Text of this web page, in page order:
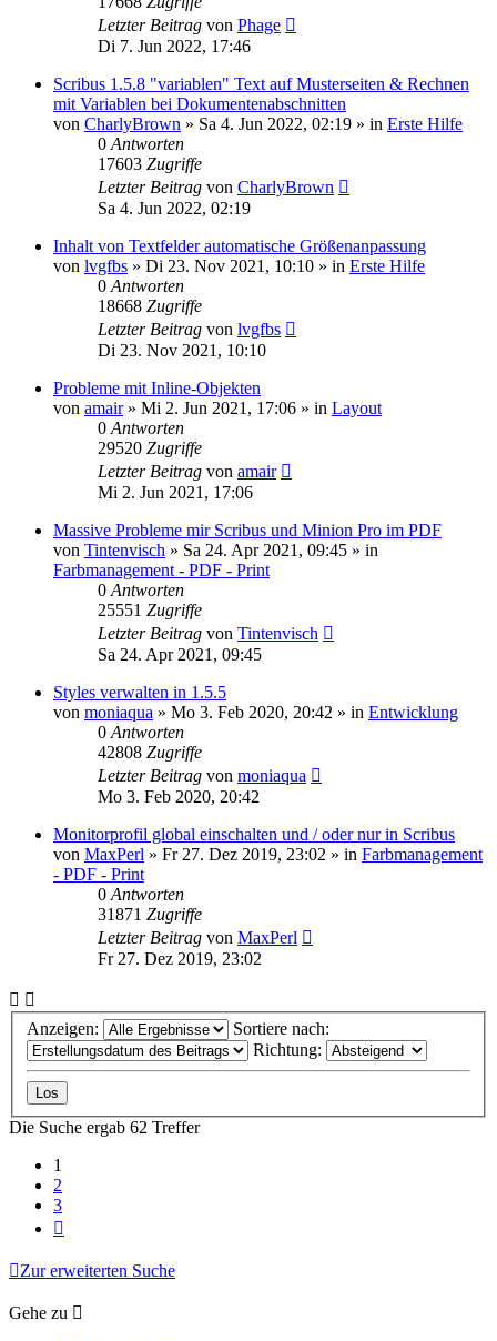
Letzter Beitrag von Phage
Di 7. Jun 2022, 17:46
Scribus 1.5.8 "variablen" Text auf Musterseiten & Rechnen
mit Variablen bei Dokumentenabschnitten
von CharlyBrown » Sa 4. Jun 2022, 02:19 » in Erste Hilfe
0 Antworten
17603 Zugriffe
Letzter Beitrag von CharlyBrown
Sa 4. Jun 2022, 02:19
Inhalt von Textfelder automatische Größenanpassung
von lvgfbs » Di 23. Nov 2021, 10:10 » in Erste Hilfe
0 Antworten
18668 Zugriffe
Letzter Beitrag von lvgfbs
Di 23. Nov 2021, 10:10
Probleme mit Inline-Objekten
von amair» Mi 2. Jun 2021, 17:06 » in Layout
0 Antworten
29520 Zugriffe
Letzter Beitrag von amair
Mi 2. Jun 2021, 17:06
Massive Probleme mir Scribus und Minion Pro im PDF
von Tintenvisch » Sa 24. Apr 2021, 09:45 » in
Farbmanagement - PDF - Print
0 Antworten
25551 Zugriffe
Letzter Beitrag von Tintenvisch
Sa 24. Apr 2021, 09:45
Styles verwalten in 1.5.5
von moniaqua » Mo 3. Feb 2020, 20:42 » in Entwicklung
0 Antworten
42808 Zugriffe
Letzter Beitrag von moniaqua
Mo 3. Feb 2020, 20:42
Monitorprofil global einschalten und / oder nur in Scribus
von MaxPerl » Fr 27. Dez 2019, 23:02 » in Farbmanagement
- PDF - Print
0 Antworten
31871 Zugriffe
Letzter Beitrag von MaxPerl
Fr 27. Dez 2019, 23:02
Anzeigen:
Sortiere nach:
Richtung:
Die Suche ergab 62 Treffer
1
2
3
Zur erweiterten Suche
Gehe zu